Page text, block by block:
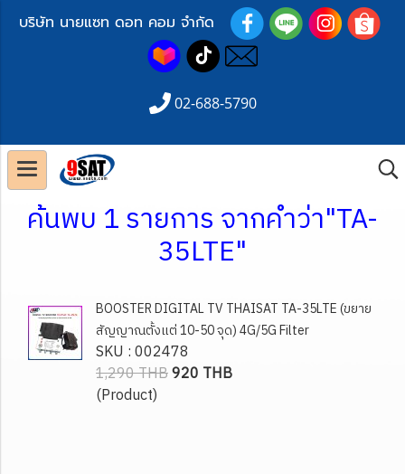
บริษัท นายแซท ดอท คอม จำกัด
02-688-5790
ค้นพบ 1 รายการ จากคำว่า"TA-
35LTE"
BOOSTER DIGITAL TV THAISAT TA-35LTE (ขยาย
สัญญาณตั้งแต่ 10-50 จุด) 4G/5G Filter
SKU : 002478
1,290 THB920 THB
(Product)